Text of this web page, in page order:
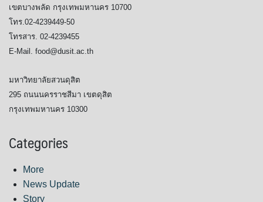
เขตบางพลัด กรุงเทพมหานคร 10700
โทร.02-4239449-50
โทรสาร. 02-4239455
E-Mail. food@dusit.ac.th
มหาวิทยาลัยสวนดุสิต
295 ถนนนครราชสีมา เขตดุสิต
กรุงเทพมหานคร 10300
Categories
More
News Update
Story